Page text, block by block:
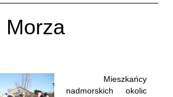
Morza
Mieszkańcy
nadmorskich okolic